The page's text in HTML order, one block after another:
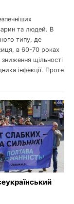
та людей. В
типу, де
в 60-70 роках
щільності
інфекції. Проте